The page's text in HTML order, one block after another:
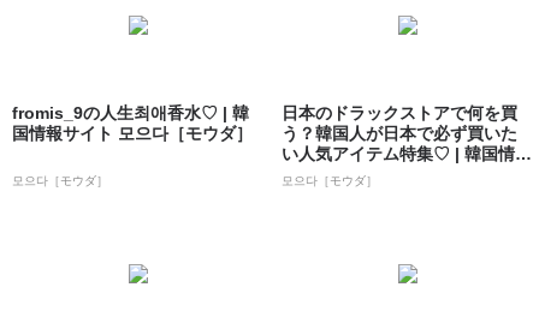
fromis_9の人生최애香水♡ | 韓
国情報サイト 모으다［モウダ］
모으다［モウダ］
日本のドラックストアで何を買
う？韓国人が日本で必ず買いた
い人気アイテム特集♡ | 韓国情報
サイト ...
모으다［モウダ］